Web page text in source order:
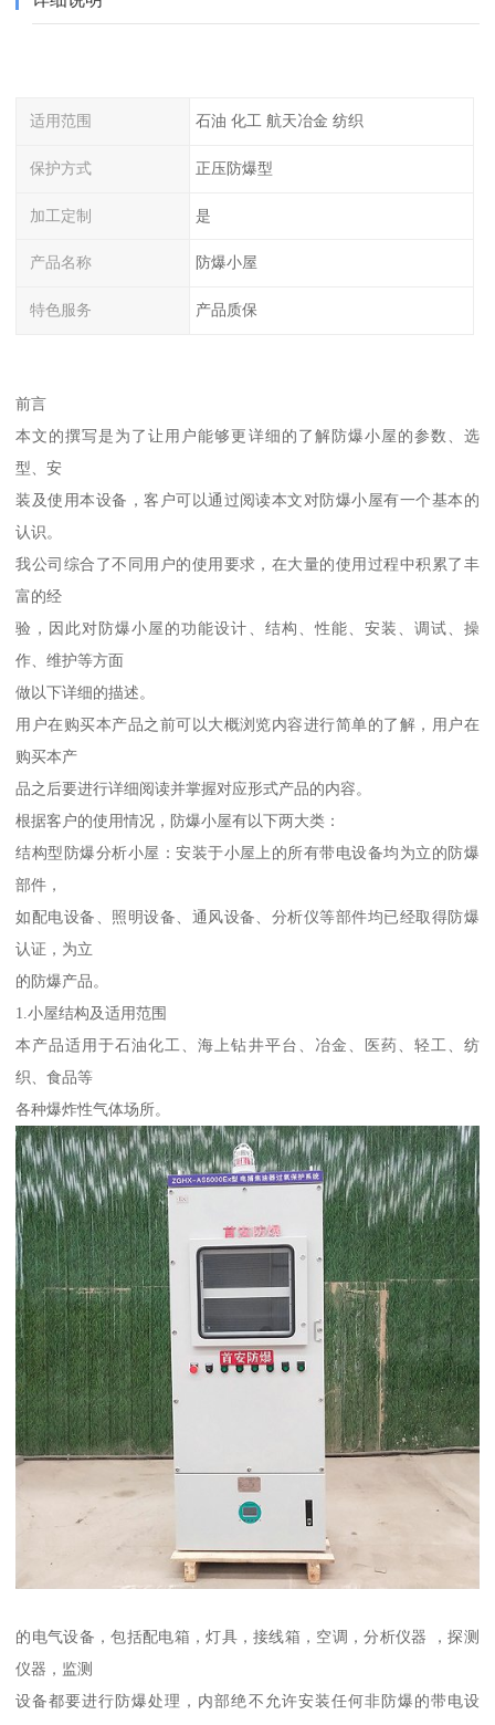
适用范围 石油 化工 航天冶金 纺织
保护方式 正压防爆型
加工定制 是
产品名称 防爆小屋
特色服务 产品质保
前言
本文的撰写是为了让用户能够更详细的了解防爆小屋的参数、选
型、安
装及使用本设备，客户可以通过阅读本文对防爆小屋有一个基本的
认识。
我公司综合了不同用户的使用要求，在大量的使用过程中积累了丰
富的经
验，因此对防爆小屋的功能设计、结构、性能、安装、调试、操
作、维护等方面
做以下详细的描述。
用户在购买本产品之前可以大概浏览内容进行简单的了解，用户在
购买本产
品之后要进行详细阅读并掌握对应形式产品的内容。
根据客户的使用情况，防爆小屋有以下两大类：
结构型防爆分析小屋：安装于小屋上的所有带电设备均为立的防爆
部件，
如配电设备、照明设备、通风设备、分析仪等部件均已经取得防爆
认证，为立
的防爆产品。
1.小屋结构及适用范围
本产品适用于石油化工、海上钻井平台、冶金、医药、轻工、纺
织、食品等
各种爆炸性气体场所。
的电气设备，包括配电箱，灯具，接线箱，空调，分析仪器 ，探测
仪器，监测
设备都要进行防爆处理，内部绝不允许安装任何非防爆的带电设